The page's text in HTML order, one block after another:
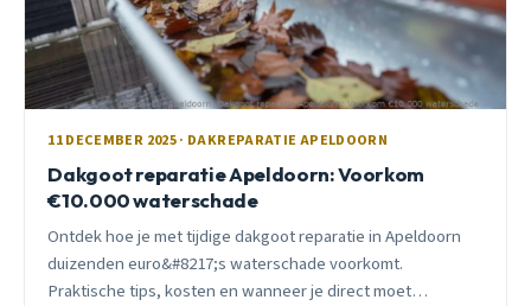
11 DECEMBER 2025 · DAKREPARATIE APELDOORN
Dakgoot reparatie Apeldoorn: Voorkom
€10.000 waterschade
Ontdek hoe je met tijdige dakgoot reparatie in Apeldoorn
duizenden euro&#8217;s waterschade voorkomt.
Praktische tips, kosten en wanneer je direct moet